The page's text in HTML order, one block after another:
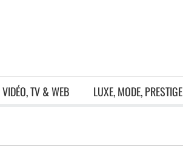
TV & WEB LUXE, MODE, PRESTIGE